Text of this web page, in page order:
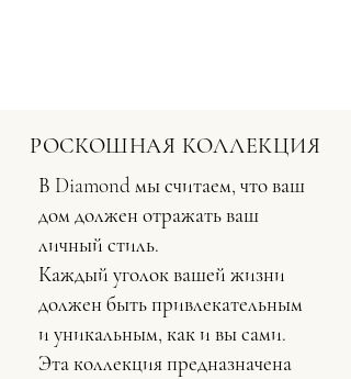
РОСКОШНАЯ КОЛЛЕКЦИЯ
В Diamond мы считаем, что ваш
дом должен отражать ваш
личный стиль.
Каждый уголок вашей жизни
должен быть привлекательным
и уникальным, как и вы сами.
Эта коллекция предназначена